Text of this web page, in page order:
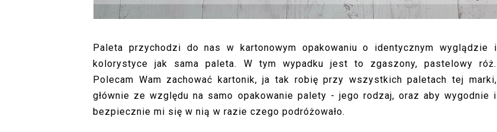
Paleta przychodzi do nas w kartonowym opakowaniu o identycznym wyglądzie i
kolorystyce jak sama paleta. W tym wypadku jest to zgaszony, pastelowy róż.
Polecam Wam zachować kartonik, ja tak robię przy wszystkich paletach tej marki,
głównie ze względu na samo opakowanie palety - jego rodzaj, oraz aby wygodnie i
bezpiecznie mi się w nią w razie czego podróżowało.